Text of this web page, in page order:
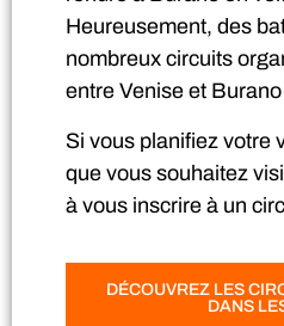
Heureusement, des
nombreux circuits
entre Venise et
Si vous planifiez votre
que vous souhaitez
à vous inscrire à un
DÉCOUVREZ LES
DANS